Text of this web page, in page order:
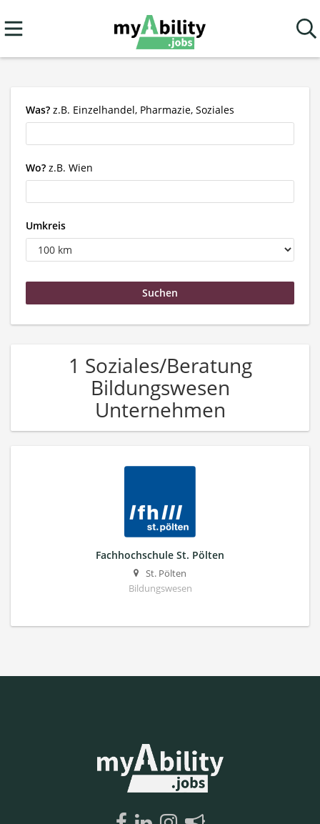
Was? z.B. Einzelhandel, Pharmazie, Soziales
Wo? z.B. Wien
Umkreis
1 Soziales/Beratung
Bildungswesen
Unternehmen
Fachhochschule St. Pölten
St. Pölten
Bildungswesen